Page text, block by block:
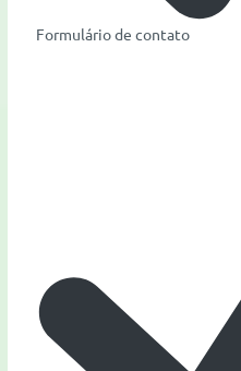
Formulário de contato